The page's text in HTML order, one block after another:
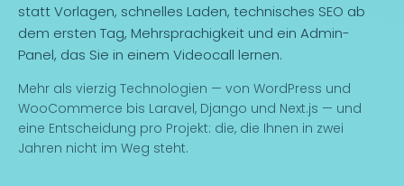
statt Vorlagen, schnelles Laden, technisches SEO ab
dem ersten Tag, Mehrsprachigkeit und ein Admin-
Panel, das Sie in einem Videocall lernen.
Mehr als vierzig Technologien — von WordPress und
WooCommerce bis Laravel, Django und Next.js — und
eine Entscheidung pro Projekt: die, die Ihnen in zwei
Jahren nicht im Weg steht.